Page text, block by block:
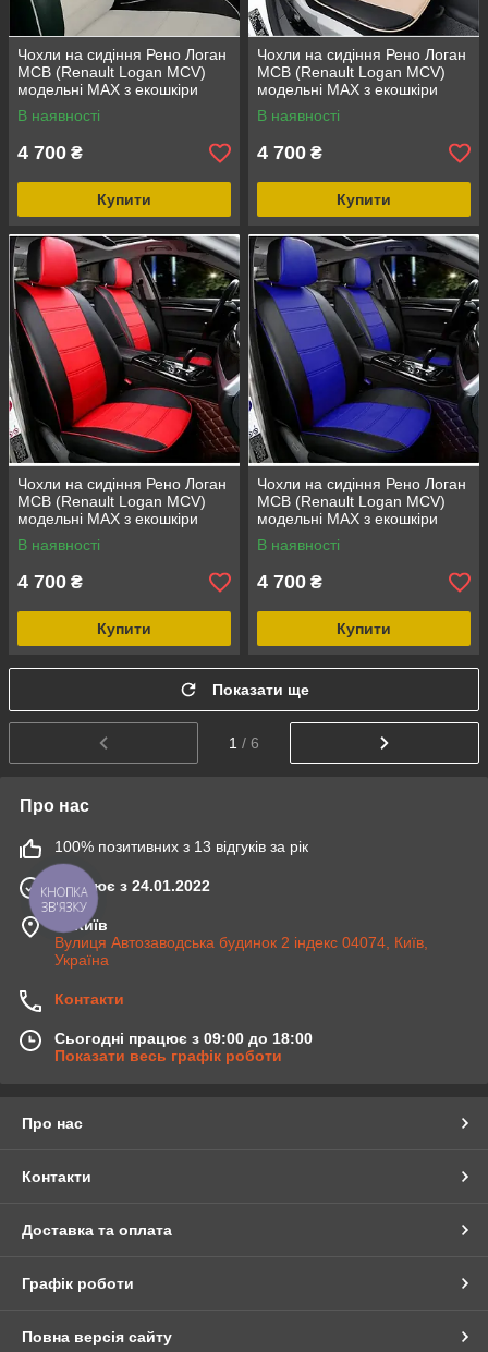
Чохли на сидіння Рено Логан
МСВ (Renault Logan MCV)
модельні MAX з екошкіри
Чорно-білий
В наявності
4 700 ₴
Купити
Чохли на сидіння Рено Логан
МСВ (Renault Logan MCV)
модельні MAX з екошкіри
Чорно-бежевий
В наявності
4 700 ₴
Купити
Чохли на сидіння Рено Логан
МСВ (Renault Logan MCV)
модельні MAX з екошкіри
Чорно-червоний
В наявності
4 700 ₴
Купити
Чохли на сидіння Рено Логан
МСВ (Renault Logan MCV)
модельні MAX з екошкіри
Чорно-синій
В наявності
4 700 ₴
Купити
Показати ще
1 / 6
Про нас
100% позитивних з 13 відгуків за рік
Працює з 24.01.2022
м. Київ
Вулиця Автозаводська будинок 2 індекс 04074, Київ,
Україна
Контакти
Сьогодні працює з 09:00 до 18:00
Показати весь графік роботи
Про нас
Контакти
Доставка та оплата
Графік роботи
Повна версія сайту
КНОПКА
ЗВ'ЯЗКУ